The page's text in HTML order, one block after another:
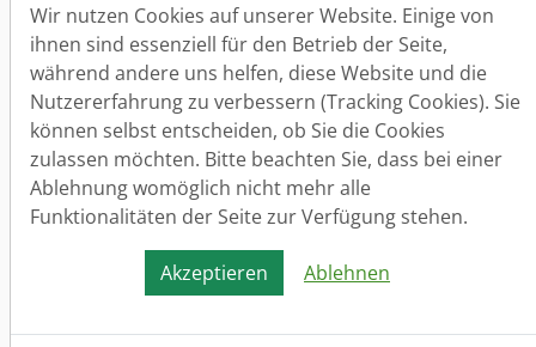
1 kaufmännisch- technischer Mitarbeiter (m/w/d),
Branche: PKW- Verkauf
1 Koch/ Köchin (m/w/d) - gutbürgerliche deutsche
Küche
1 Betriebsschlosser, Instandhaltungsmechaniker,
Anlagenmechaniker, Mechatroniker bzw. HSL-
Installateur (je m/w/d)
3 Metallbauschlosser, -Schweißer (je m/w/d) (18 -
20 Euro/ Stunde)
Wir nutzen Cookies auf unserer Website. Einige von
ihnen sind essenziell für den Betrieb der Seite,
während andere uns helfen, diese Website und die
Nutzererfahrung zu verbessern (Tracking Cookies). Sie
können selbst entscheiden, ob Sie die Cookies
zulassen möchten. Bitte beachten Sie, dass bei einer
Ablehnung womöglich nicht mehr alle
Funktionalitäten der Seite zur Verfügung stehen.
Akzeptieren Ablehnen